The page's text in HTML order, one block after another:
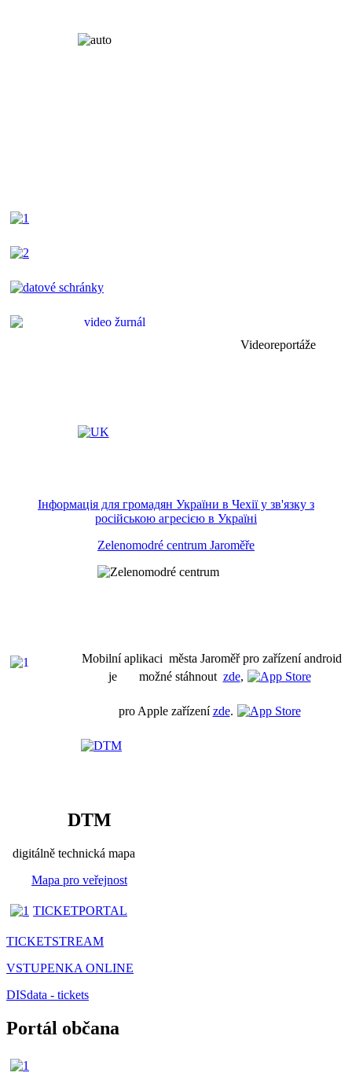
Videoreportáže
Інформація для громадян України в Чехії у зв'язку з
російською агресією в Україні
Zelenomodré centrum Jaroměře
Mobilní aplikaci města Jaroměř pro zařízení android
je možné stáhnout zde,
pro Apple zařízenízde.
DTM
digitálně technická mapa
Mapa pro veřejnost
TICKETPORTAL
TICKETSTREAM
VSTUPENKA ONLINE
DISdata - tickets
Portál občana